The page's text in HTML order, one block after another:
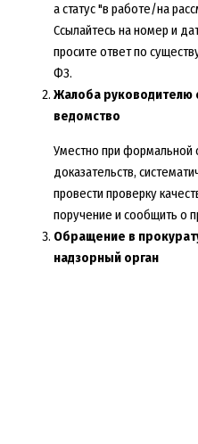
а статус "в работе/на
Ссылайтесь на номер и
просите ответ по
ФЗ.
Жалоба руководителю
ведомство
Уместно при формальной
доказательств,
провести проверку
поручение и сообщить о
Обращение в
надзорный орган